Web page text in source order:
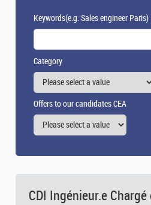
Keywords(e.g. Sales engineer Paris)
Category
Offers to our candidates CEA
CDI Ingénieur.e